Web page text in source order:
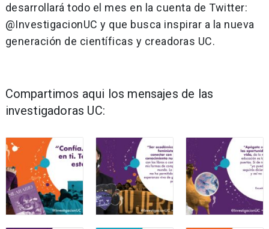
desarrollará todo el mes en la cuenta de Twitter:
@InvestigacionUC y que busca inspirar a la nueva
generación de científicas y creadoras UC.
Compartimos aqui los mensajes de las
investigadoras UC: